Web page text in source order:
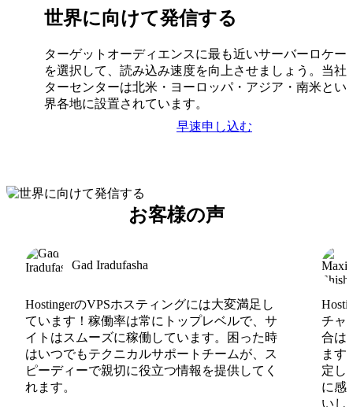
世界に向けて発信する
ターゲットオーディエンスに最も近いサーバーロケー
を選択して、読み込み速度を向上させましょう。当社
ターセンターは北米・ヨーロッパ・アジア・南米とい
界各地に設置されています。
早速申し込む
お客様の声
Gad Iradufasha
HostingerのVPSホスティングには大変満足し
ています！稼働率は常にトップレベルで、サ
イトはスムーズに稼働しています。困った時
はいつでもテクニカルサポートチームが、ス
ピーディーで親切に役立つ情報を提供してく
れます。
チャ
合は
ます
定し
に感
いし